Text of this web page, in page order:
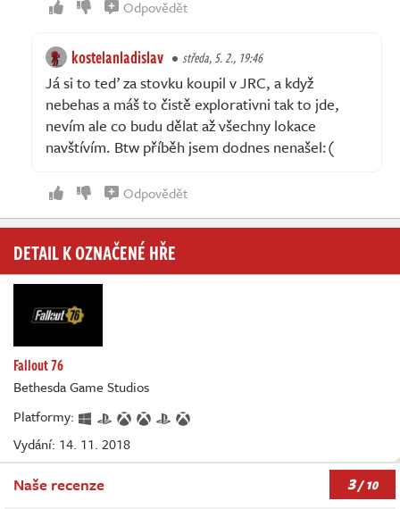
Odpovědět
kostelanladislav středa, 5. 2., 19:46
Já si to teď za stovku koupil v JRC, a když
nebehas a máš to čistě explorativni tak to jde,
nevím ale co budu dělat až všechny lokace
navštívím. Btw příběh jsem dodnes nenašel:(
Odpovědět
DETAIL K OZNAČENÉ HŘE
Fallout 76
Bethesda Game Studios
Platformy:
Vydání: 14. 11. 2018
Naše recenze 3/ 10